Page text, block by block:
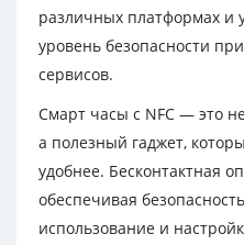
различных платформах и
уровень безопасности
сервисов.
Смарт часы с NFC — это
а полезный гаджет,
удобнее. Бесконтактная
обеспечивая
использование и